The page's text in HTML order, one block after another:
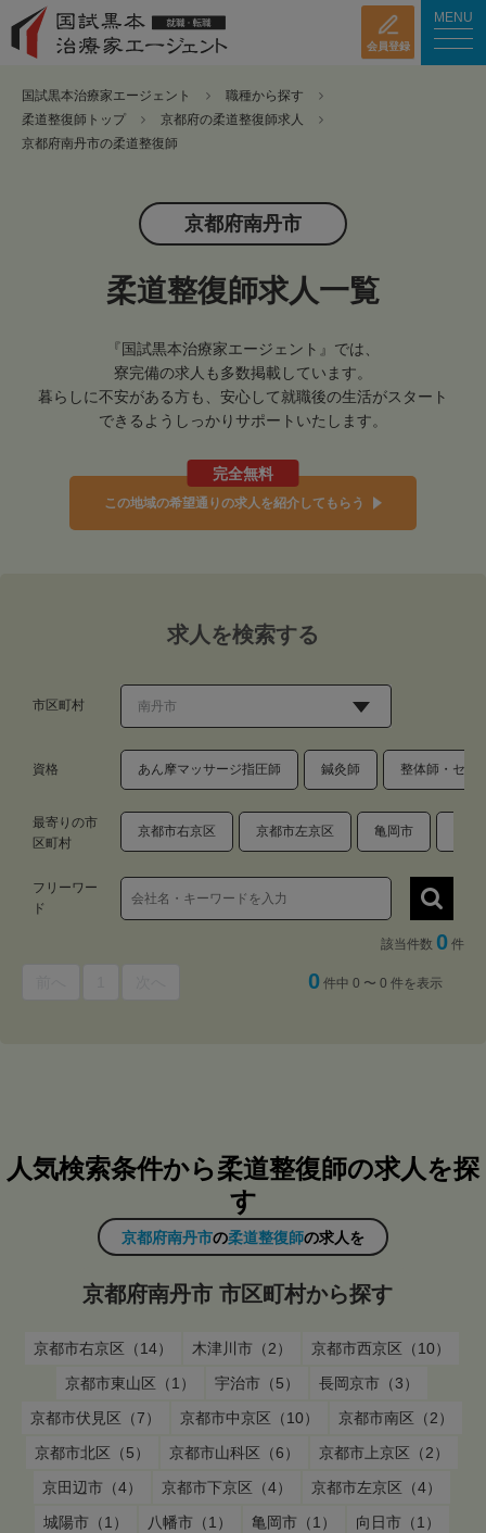
会員登録
MENU
国試黒本治療家エージェント
職種から探す
柔道整復師トップ
京都府の柔道整復師求人
京都府南丹市の柔道整復師
京都府南丹市
柔道整復師求人一覧
『国試黒本治療家エージェント』では、
寮完備の求人も多数掲載しています。
暮らしに不安がある方も、安心して就職後の生活がスタート
できるようしっかりサポートいたします。
完全無料
この地域の希望通りの求人を紹介してもらう
求人を検索する
市区町村
資格 あん摩マッサージ指圧師 鍼灸師 整体師・セラ
最寄りの市
区町村
京都市右京区 京都市左京区 亀岡市
フリーワー
ド
該当件数 0 件
0 件中 0 〜 0 件を表示
人気検索条件から柔道整復師の求人を探
す
京都府南丹市の柔道整復師の求人を
京都府南丹市 市区町村から探す
京都市右京区（14） 木津川市（2）
京都市西京区（10）
京都市東山区（1）
宇治市（5）
長岡京市（3）
京都市伏見区（7）
京都市中京区（10）
京都市南区（2）
京都市北区（5）
京都市山科区（6）
京都市上京区（2）
京田辺市（4）
京都市下京区（4）
京都市左京区（4）
城陽市（1）
八幡市（1） 亀岡市（1）
向日市（1）